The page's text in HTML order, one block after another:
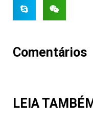
Comentários
LEIA